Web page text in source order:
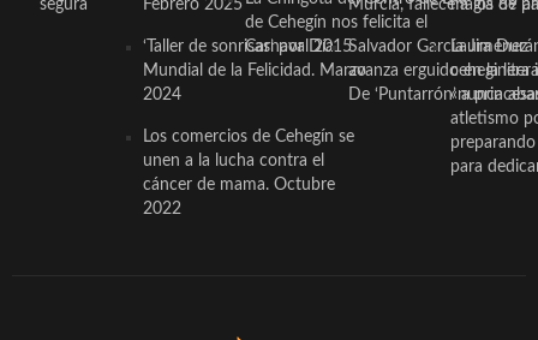
segura Febrero 2025
‘Taller de sonrisas’ por Día
Mundial de la Felicidad. Marzo
2024
Los comercios de Cehegín se
unen a la lucha contra el
cáncer de mama. Octubre
2022
de Cehegín nos felicita el
Carnaval 2015
Murcia, fallece a los 89
Salvador García Jiménez
avanza erguido en la
De ‘Puntarrón’ a
magia de
Laura
ceheginera
«nunca
atletismo
para